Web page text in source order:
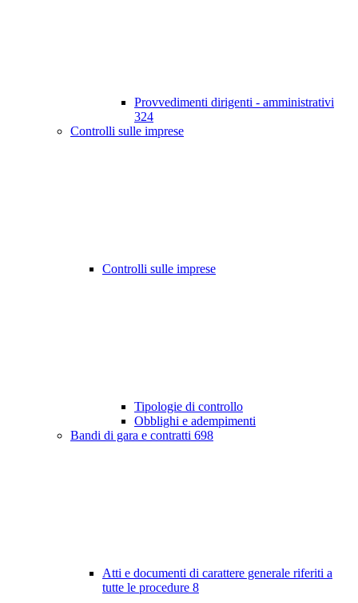
Provvedimenti dirigenti - amministrativi
324
Controlli sulle imprese
Controlli sulle imprese
Tipologie di controllo
Obblighi e adempimenti
Bandi di gara e contratti 698
Atti e documenti di carattere generale riferiti a
tutte le procedure 8